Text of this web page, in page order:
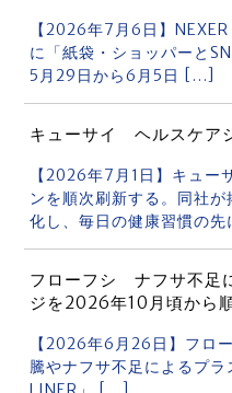
【2026年7月6日】
に「紙袋・ショッパーと
5月29日から6月5日 […]
キューサイ ヘルスケア
【2026年7月1日】キュ
ンを順次刷新する。同社
化し、毎日の健康習慣の
フローフシ ナフサ不足
ジを2026年10月頃から
【2026年6月26日】フロ
騰やナフサ不足によるプ